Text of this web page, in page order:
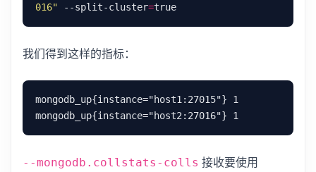
016" --split-cluster=
我们得到这样的指标：
mongodb_up{instance="host1:27015"} 1
--mongodb.collstats-colls 接收要使用